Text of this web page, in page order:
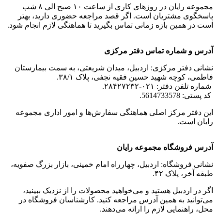
مجموعه رایان در روزهای کاری از ساعت ۱۰ صبح الی ۸ شب
پاسخگوی مشتریان است. اگر قصد مراجعه حضوری دارید، بهتر
است در همین بازه زمانی تماس بگیرید تا هماهنگی لازم انجام شود.
آدرس و شماره تماس دفتر مرکزی
نشانی دفتر مرکزی: اردبیل، میدان شریعتی، به سمت بیمارستان
فاطمی، کوچه شهید حسین فقیه نجفی، پلاک ۳۸/۱.
شماره تلفن دفتر: ۰۲۱-۲۸۴۲۷۲۳۲.
کد پستی: 5614733578.
این دفتر مرکز اصلی هماهنگی سفارش‌ها و امور اداری مجموعه
رایان است.
آدرس فروشگاه مجموعه رایان
نشانی فروشگاه: اردبیل، چهارراه امام خمینی، بازار بزرگ صفویه،
طبقه آخر، پلاک ۴۲.
اگر در اردبیل هستید و می‌خواهید محصولات را از نزدیک ببینید،
می‌توانید به همین آدرس مراجعه کنید. کارشناسان فروشگاه در
محل، راهنمایی لازم را ارائه می‌دهند.